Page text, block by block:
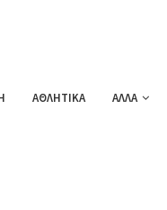
ΑΘΛΗΤΙΚΑ ΑΛΛΑ